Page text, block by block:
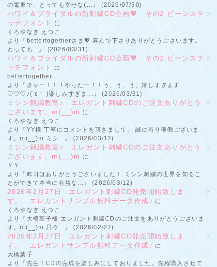
の電車で、とっても幸せな(...』 (2026/07/30)
ハワイ＆ブライダルの新刺繍CD企画💖 その2 ビーンステ
ッチフォント
に
くろやなぎ えつこ
より『bettertogetherさま💖 喜んで下さりありがとうございます。
とっても...』 (2026/03/31)
ハワイ＆ブライダルの新刺繍CD企画💖 その2 ビーンステ
ッチフォント
に
bettertogether
より『きゃー！！！やったー！！う、う、う、嬉しすぎます
♡♡♡♪(´ε｀ )楽しみすぎま...』 (2026/03/31)
ミシン刺繍教室♪ エレガント刺繍CDのご注文ありがとう
ございます。m(__)m に
くろやなぎ えつこ
より『YY様 丁寧にコメントを頂きまして、 誠に有り稼働ございま
す。m(__)m ミシ...』 (2026/03/12)
ミシン刺繍教室♪ エレガント刺繍CDのご注文ありがとう
ございます。m(__)m に
ＹＹ
より『昨日はありがとうございました！ ミシン刺繍の世界を知るこ
とができて本当に有益な...』 (2026/03/12)
2026年2月27日 エレガント刺繍CD発売開始致しま
す。 エレガントサンプル無料データ作成♪ に
くろやなぎ えつこ
より『大橋葉子様 エレガント刺繍CDのご注文をありがとうございま
す。m(__)m 只今...』 (2026/02/27)
2026年2月27日 エレガント刺繍CD発売開始致しま
す。 エレガントサンプル無料データ作成♪ に
大橋葉子
より『先生！CDの完成を楽しみにしておりました。先程購入させて